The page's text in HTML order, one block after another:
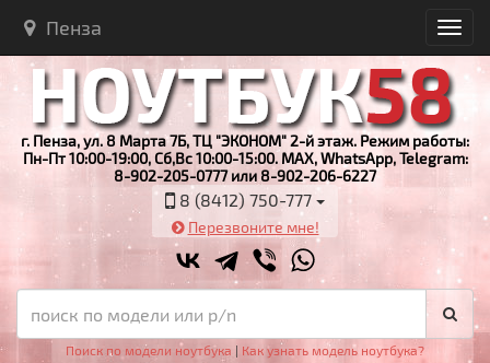
Пенза
г. Пенза, ул. 8 Марта 7Б, ТЦ "ЭКОНОМ" 2-й этаж. Режим работы:
Пн-Пт 10:00-19:00, Сб,Вс 10:00-15:00. MAX, WhatsApp, Telegram:
8-902-205-0777 или 8-902-206-6227
8 (8412) 750-777
Перезвоните мне!
Поиск по модели ноутбука | Как узнать модель ноутбука?